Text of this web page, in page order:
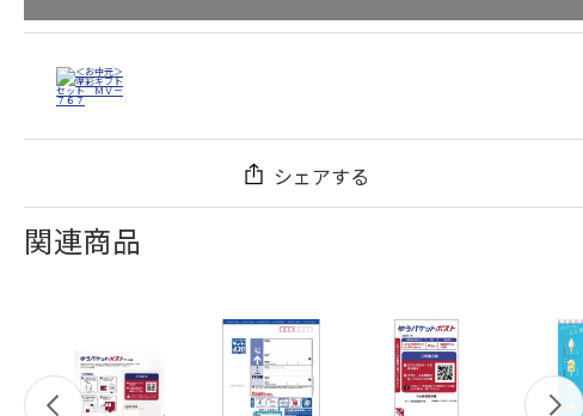
シェアする
関連商品